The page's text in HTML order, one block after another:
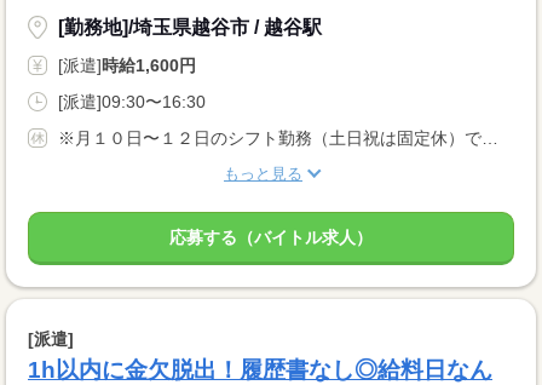
[勤務地]/埼玉県越谷市 / 越谷駅
[派遣]時給1,600円
[派遣]09:30〜16:30
※月１０日〜１２日のシフト勤務（土日祝は固定休）です。
もっと見る
応募する（バイトル求人）
[派遣]
1h以内に金欠脱出！履歴書なし◎給料日なん